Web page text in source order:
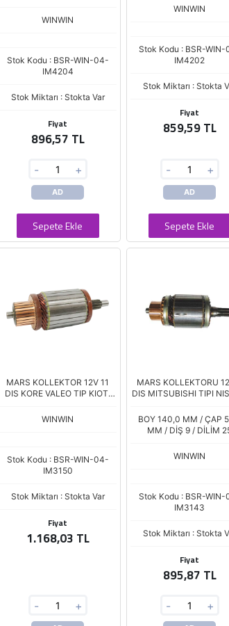
WINWIN
Stok Kodu : BSR-WIN-04-
IM4204
Stok Miktarı : Stokta Var
Fiyat
896,57 TL
- +
AD
Sepete Ekle
WINWIN
Stok Kodu : BSR-
IM4202
Stok Miktarı : Stokta
Fiyat
859,59 TL
- +
AD
Sepete Ekle
MARS KOLLEKTOR 12V 11
DIS KORE VALEO TIP KIOTI
WINWIN
Stok Kodu : BSR-WIN-04-
IM3150
Stok Miktarı : Stokta Var
Fiyat
1.168,03 TL
- +
MARS KOLLEKTORU
DIS MITSUBISHI TIPI
KING CAB
BOY 140,0 MM / ÇAP
MM / DİŞ 9 / DİLİM
WINWIN
Stok Kodu : BSR-
IM3143
Stok Miktarı : Stokta
Fiyat
895,87 TL
- +